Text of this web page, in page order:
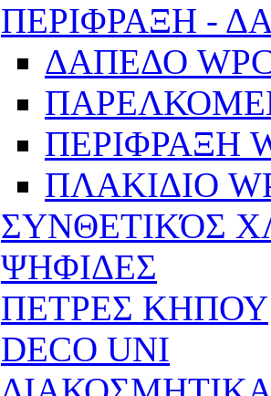
ΠΕΡΙΦΡΑΞΗ -
ΔΑΠΕΔΟ
ΠΕΡΙΦΡΑΞΗ
ΠΛΑΚΙΔΙΟ
ΣΥΝΘΕΤΙΚΌΣ
ΨΗΦΙΔΕΣ
ΠΕΤΡΕΣ ΚΗΠΟΥ
DECO UNI